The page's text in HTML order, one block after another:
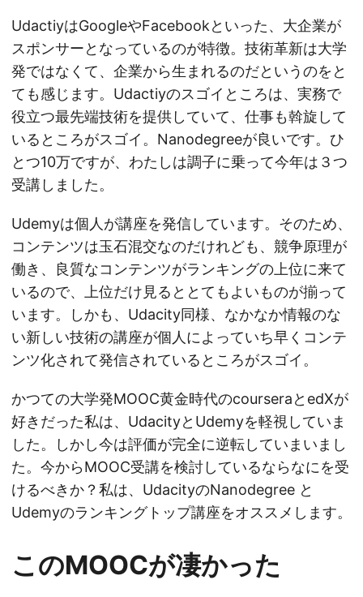
UdactiyはGoogleやFacebookといった、大企業が
スポンサーとなっているのが特徴。技術革新は大学
発ではなくて、企業から生まれるのだというのをと
ても感じます。Udactiyのスゴイところは、実務で
役立つ最先端技術を提供していて、仕事も斡旋して
いるところがスゴイ。Nanodegreeが良いです。ひ
とつ10万ですが、わたしは調子に乗って今年は３つ
受講しました。
Udemyは個人が講座を発信しています。そのため、
コンテンツは玉石混交なのだけれども、競争原理が
働き、良質なコンテンツがランキングの上位に来て
いるので、上位だけ見るととてもよいものが揃って
います。しかも、Udacity同様、なかなか情報のな
い新しい技術の講座が個人によっていち早くコンテ
ンツ化されて発信されているところがスゴイ。
かつての大学発MOOC黄金時代のcourseraとedXが
好きだった私は、UdacityとUdemyを軽視していま
した。しかし今は評価が完全に逆転していまいまし
た。今からMOOC受講を検討しているならなにを受
けるべきか？私は、UdacityのNanodegree と
Udemyのランキングトップ講座をオススメします。
このMOOCが凄かった